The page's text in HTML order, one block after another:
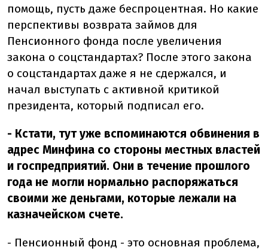
помощь, пусть даже беспроцентная. Но какие
перспективы возврата займов для
Пенсионного фонда после увеличения
закона о соцстандартах? После этого закона
о соцстандартах даже я не сдержался, и
начал выступать с активной критикой
президента, который подписал его.
- Кстати, тут уже вспоминаются обвинения в
адрес Минфина со стороны местных властей
и госпредприятий. Они в течение прошлого
года не могли нормально распоряжаться
своими же деньгами, которые лежали на
казначейском счете.
- Пенсионный фонд - это основная проблема,